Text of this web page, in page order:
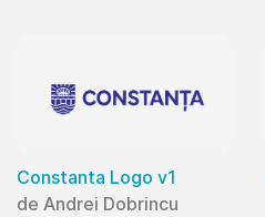
Constanta Logo v1
de Andrei Dobrincu